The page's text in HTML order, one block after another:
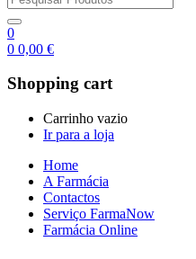
0
0 0,00 €
Shopping cart
Carrinho vazio
Ir para a loja
Home
A Farmácia
Contactos
Serviço FarmaNow
Farmácia Online